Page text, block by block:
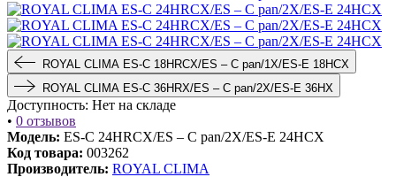
ROYAL CLIMA ES-C 18HRCX/ES – C pan/1X/ES-E 18HCX
ROYAL CLIMA ES-C 36HRX/ES – C pan/2X/ES-E 36HX
Доступность: Нет на складе
• 0 отзывов
Модель: ES-C 24HRCX/ES – C pan/2X/ES-E 24HCX
Код товара: 003262
Производитель: ROYAL CLIMA